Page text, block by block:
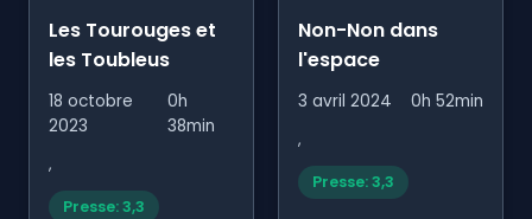
Les Tourouges et
les Toubleus
18 octobre
2023
0h
38min
,
Presse: 3,3
Non-Non dans
l'espace
3 avril 2024 0h 52min
,
Presse: 3,3